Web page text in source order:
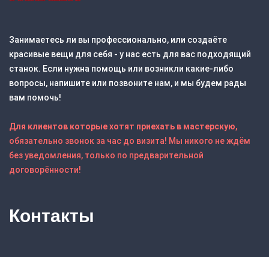
Занимаетесь ли вы профессионально, или создаёте
красивые вещи для себя - у нас есть для вас подходящий
станок. Если нужна помощь или возникли какие-либо
вопросы, напишите или позвоните нам, и мы будем рады
вам помочь!
Для клиентов которые хотят приехать в мастерскую,
обязательно звонок за час до визита! Мы никого не ждём
без уведомления, только по предварительной
договорённости!
Контакты